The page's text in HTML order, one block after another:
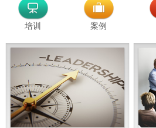
培训 案例